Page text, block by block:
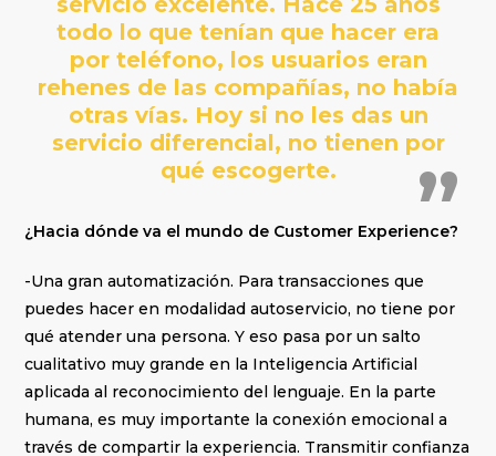
todo lo que tenían que hacer era
por teléfono, los usuarios eran
rehenes de las compañías, no había
otras vías. Hoy si no les das un
servicio diferencial, no tienen por
qué escogerte.
¿Hacia dónde va el mundo de Customer Experience?
-Una gran automatización. Para transacciones que
puedes hacer en modalidad autoservicio, no tiene por
qué atender una persona. Y eso pasa por un salto
cualitativo muy grande en la Inteligencia Artificial
aplicada al reconocimiento del lenguaje. En la parte
humana, es muy importante la conexión emocional a
través de compartir la experiencia. Transmitir confianza